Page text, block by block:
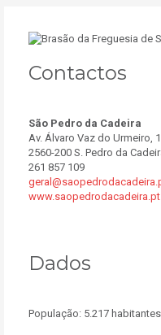
Contactos
São Pedro da Cadeira
Av. Álvaro Vaz do Urmeiro,
2560-200 S. Pedro da
261 857 109
www.saopedrodacadeira.pt
Dados
População: 5.217 habitantes